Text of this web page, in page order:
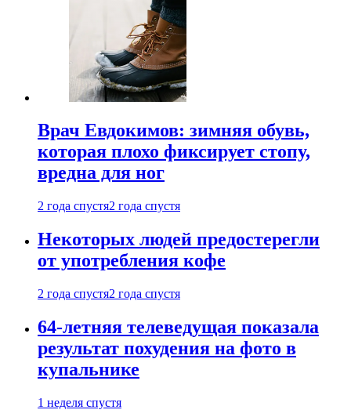
Врач Евдокимов: зимняя обувь,
которая плохо фиксирует стопу,
вредна для ног
2 года спустя2 года спустя
Некоторых людей предостерегли
от употребления кофе
2 года спустя2 года спустя
64-летняя телеведущая показала
результат похудения на фото в
купальнике
1 неделя спустя